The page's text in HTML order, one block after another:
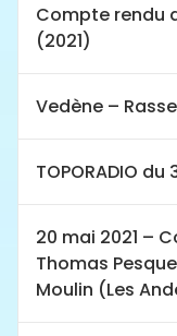
Compte rendu
(2021)
Vedène –
TOPORADIO du
20 mai 2021 –
Thomas
Moulin (Les